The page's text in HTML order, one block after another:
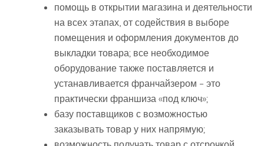
помощь в открытии магазина и деятельности
на всех этапах, от содействия в выборе
помещения и оформления документов до
выкладки товара; все необходимое
оборудование также поставляется и
устанавливается франчайзером – это
практически франшиза «под ключ»;
базу поставщиков с возможностью
заказывать товар у них напрямую;